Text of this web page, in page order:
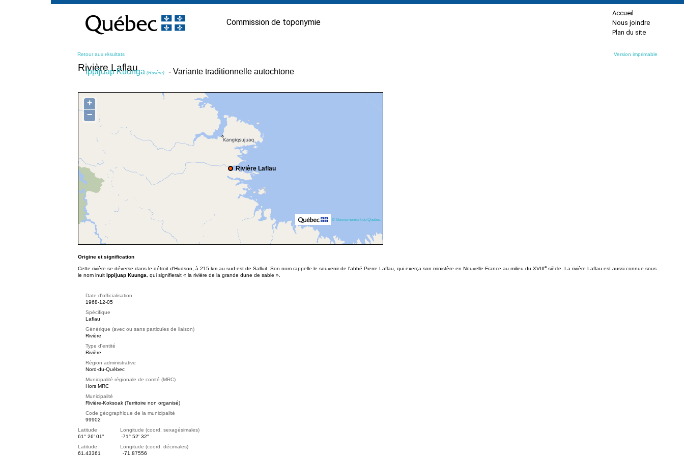
contenu
Commission de toponymie
Accueil
Nous joindre
Plan du site
Retour aux résultats Version imprimable
Rivière Laflau
Ippijuap Kuunga (Rivière) - Variante traditionnelle autochtone
Rivière Laflau
+
−
© Gouvernement du Québec
Origine et signification
Cette rivière se déverse dans le détroit d'Hudson, à 215 km au sud-est de Salluit. Son nom rappelle le souvenir de l'abbé Pierre Laflau, qui exerça son ministère en Nouvelle-France au milieu du XVIIIe siècle. La rivière Laflau est aussi connue sous
le nom inuit Ippijuap Kuunga , qui signifierait « la rivière de la grande dune de sable ».
Date d'officialisation
1968-12-05
Spécifique
Laflau
Générique (avec ou sans particules de liaison)
Rivière
Type d'entité
Rivière
Région administrative
Nord-du-Québec
Municipalité régionale de comté (MRC)
Hors MRC
Municipalité
Rivière-Koksoak (Territoire non organisé)
Code géographique de la municipalité
99902
Latitude Longitude (coord. sexagésimales)
61° 26' 01"
-71° 52' 32"
Latitude Longitude (coord. décimales)
61.43361
-71.87556